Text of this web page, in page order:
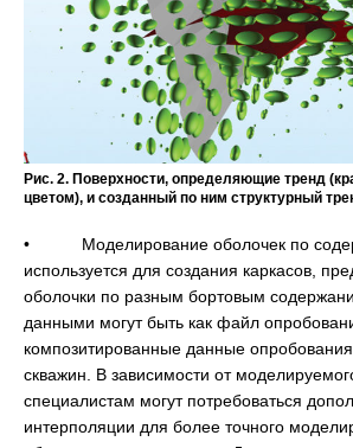
Рис. 2. Поверхности, определяющие тренд
цветом), и созданный по ним структурный
• Моделирование оболочек по
используется для создания каркасов,
оболочки по разным бортовым
данными могут быть как файл
композитированные данные
скважин. В зависимости от
специалистам могут потребоваться
интерполяции для более точного